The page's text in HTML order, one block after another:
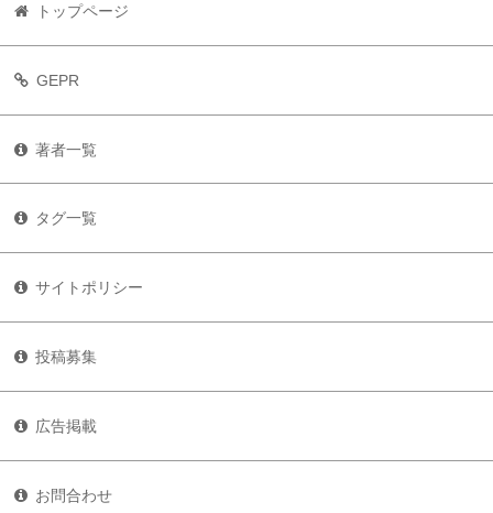
トップページ
GEPR
著者一覧
タグ一覧
サイトポリシー
投稿募集
広告掲載
お問合わせ